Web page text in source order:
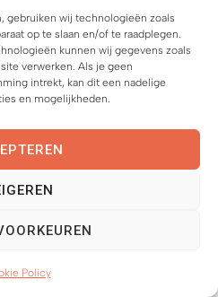
gebruiken wij technologieën zoals
op te slaan en/of te raadplegen.
kunnen wij gegevens zoals
verwerken. Als je geen
intrekt, kan dit een nadelige
en mogelijkheden.
Policy
voor kinderen
van 2 - 4 jaar
11:00